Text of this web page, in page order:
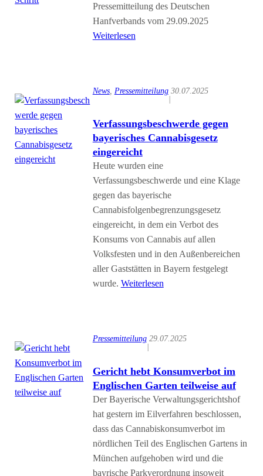
Pressemitteilung des Deutschen
Hanfverbands vom 29.09.2025
Weiterlesen
News, Pressemitteilung
|
30.07.2025
Verfassungsbeschwerde gegen
bayerisches Cannabisgesetz
eingereicht
Heute wurden eine
Verfassungsbeschwerde und eine Klage
gegen das bayerische
Cannabisfolgenbegrenzungsgesetz
eingereicht, in dem ein Verbot des
Konsums von Cannabis auf allen
Volksfesten und in den Außenbereichen
aller Gaststätten in Bayern festgelegt
wurde. Weiterlesen
Pressemitteilung
|
29.07.2025
Gericht hebt Konsumverbot im
Englischen Garten teilweise auf
Der Bayerische Verwaltungsgerichtshof
hat gestern im Eilverfahren beschlossen,
dass das Cannabiskonsumverbot im
nördlichen Teil des Englischen Gartens in
München aufgehoben wird und die
bayrische Parkverordnung insoweit